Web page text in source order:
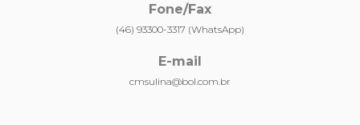
Fone/Fax
(46) 93300-3317 (WhatsApp)
E-mail
cmsulina@bol.com.br